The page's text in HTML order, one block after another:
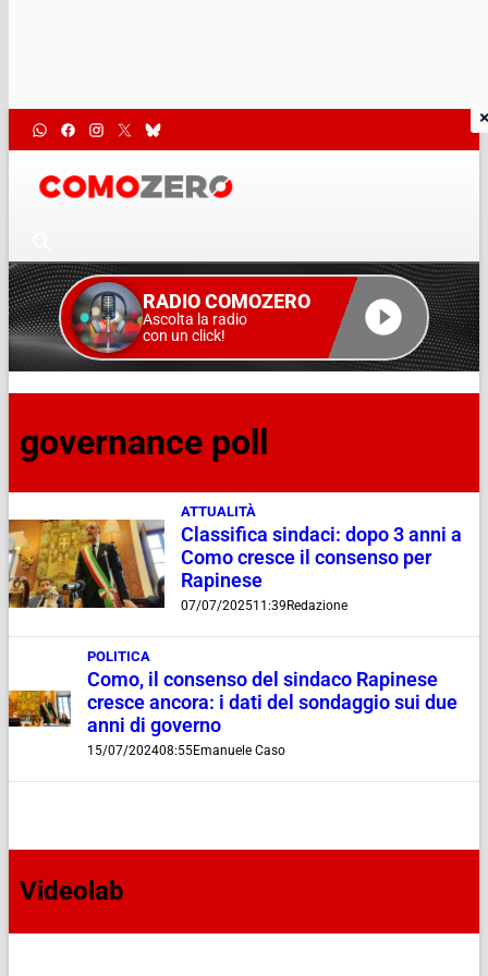
RADIO COMOZERO
Ascolta la radio
con un click!
governance poll
ATTUALITÀ
Classifica sindaci: dopo 3 anni a
Como cresce il consenso per
Rapinese
07/07/202511:39Redazione
POLITICA
Como, il consenso del sindaco Rapinese
cresce ancora: i dati del sondaggio sui due
anni di governo
15/07/202408:55Emanuele Caso
Videolab